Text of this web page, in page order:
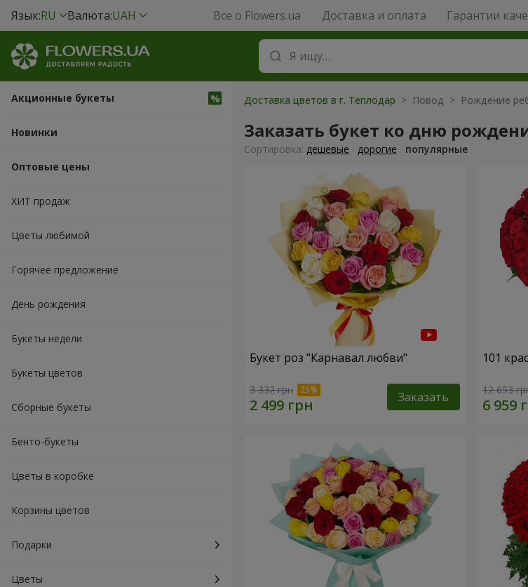
Язык:RU Валюта:UAH Все о Flowers.ua Доставка и оплата Гарантии
Акционные букеты
Новинки
Оптовые цены
ХИТ продаж
Цветы любимой
Горячее предложение
День рождения
Букеты недели
Букеты цветов
Сборные букеты
Бенто-букеты
Цветы в коробке
Корзины цветов
Подарки
Цветы
Доставка цветов в г. Теплодар > Повод > Рождение
Заказать букет ко дню
Cортировка: дешевые дорогие популярные
Букет роз "Карнавал любви"
3 332 грн Заказать
101
12 653